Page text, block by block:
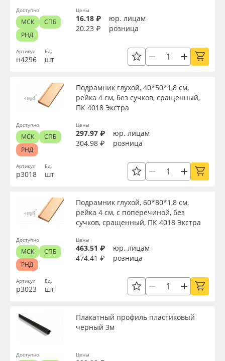
Артикул
н4296
Ед.
шт
Цены
16.18 ₽
юр. лицам
20.23 ₽
розница
Доступно
МСК
СПБ
РНД
Артикул
р3018
Подрамник глухой, 40*50*1,8 см,
рейка 4 см, без сучков, сращенный,
ПК 4018 Экстра
Ед.
шт
Цены
297.97 ₽
юр. лицам
304.98 ₽
розница
Доступно
МСК
СПБ
РНД
Артикул
р3023
Подрамник глухой, 60*80*1,8 см,
рейка 4 см, с поперечиной, без
сучков, сращенный, ПК 4018 Экстра
Ед.
шт
Цены
463.51 ₽
юр. лицам
474.41 ₽
розница
Доступно
МСК
СПБ
РНД
Плакатный профиль пластиковый
черный 3м
Цены
Доступно